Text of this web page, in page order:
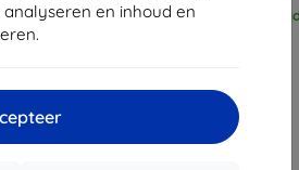
en inhoud en
voorraad: > 5 stuks Op